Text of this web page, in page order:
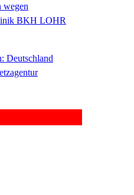
wegen
BKH LOHR
Deutschland